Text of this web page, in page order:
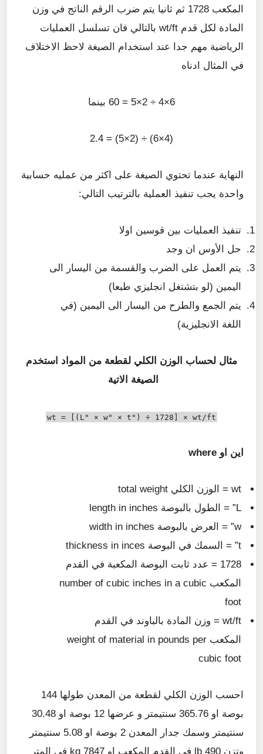
المكعب 1728 ثم ثانيا يتم ضرب الرقم الناتج في وزن
المادة لكل قدم wt/ft بالتالي فان تسلسل العمليات
الرياضية مهم جدا عند استخدام الصيغة لاحظ الاختلاف
في المثال ادناه
6×4 ÷ 2×5 = 60 بينما
(4×6) ÷ (2×5) = 2.4
النهاية عندما تحتوي الصيغة على اكثر من عمليه حسابية
واحدة يجب تنفيذ العملية بالترتيب التالي:
تنفيذ العمليات بين قوسين اولا
حل الأوس ان وجد
يتم العمل على الضرب والقسمة من اليسار الى
اليمين (لو بتشتغل انجليزي طبعا)
يتم الجمع والطرح من اليسار الى اليمين (في
اللغة الانجليزية)
مثال لحساب الوزن الكلي لقطعة من المواد استخدم
الصيغة الاتية
wt = [(L" × w" × t") ÷ 1728] × wt/ft
اين او where
wt = الوزن الكلي total weight
L” = الطول بالبوصة length in inches
w” = العرض بالبوصة width in inches
t” = السمك في البوصة thickness in inces
1728 = عدد ثابت البوصة المكعبة في القدم
المكعب number of cubic inches in a cubic
foot
wt/ft = وزن المادة بالباوند في القدم
المكعب weight of material in pounds per
cubic foot
احسب الوزن الكلي لقطعة من المعدن طولها 144
بوصة او 365.76 سنتيمتر و عرضها 12 بوصة او 30.48
سنتيمتر وسمك جدار المعدن 2 بوصة او 5.08 سنتيمتر
وتزن 490 lb في القدم المكعب او 7847 kg في المتر